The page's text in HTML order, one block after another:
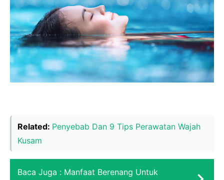
Related: Penyebab Dan 9 Tips Perawatan Wajah
Kusam
Baca Juga : Manfaat Berenang Untuk